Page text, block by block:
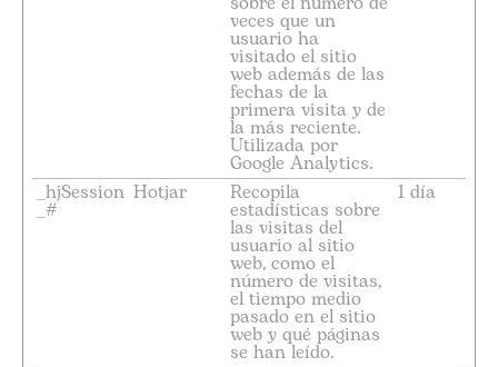
veces que un
usuario ha
visitado el sitio
web además de las
fechas de la
primera visita y de
la más reciente.
Utilizada por
Google Analytics.
_hjSession
_#
Hotjar Recopila
estadísticas sobre
las visitas del
usuario al sitio
web, como el
número de visitas,
el tiempo medio
pasado en el sitio
web y qué páginas
se han leído.
1 día